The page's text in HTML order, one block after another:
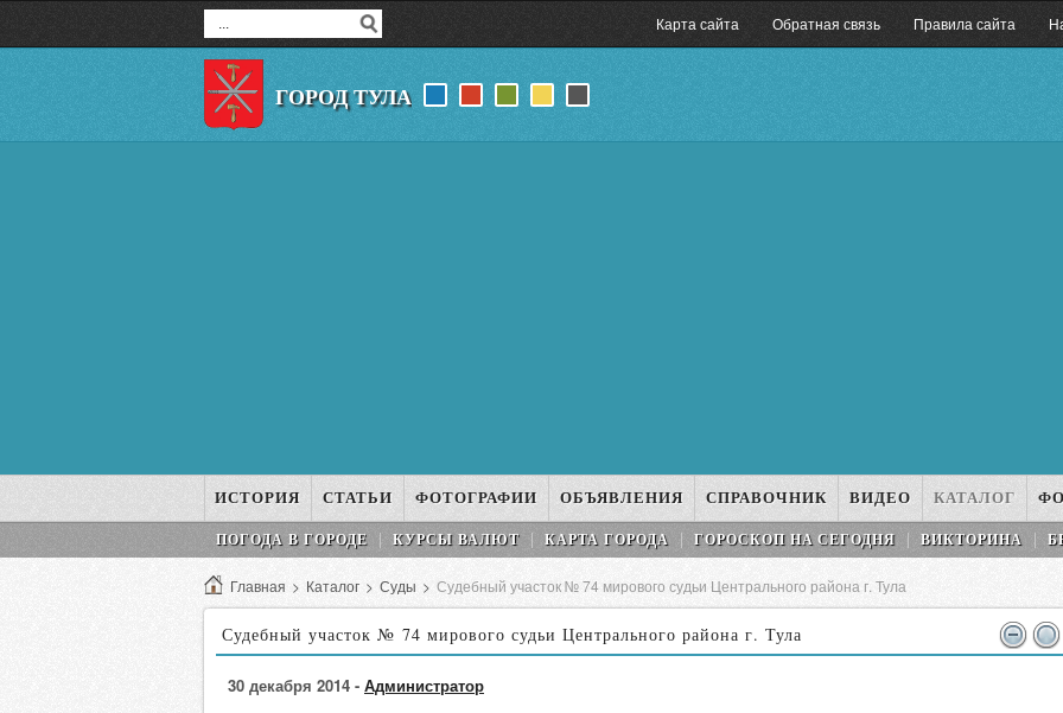
Карта сайта Обратная связь Правила сайта
ГОРОД ТУЛА
ИСТОРИЯ СТАТЬИ ФОТОГРАФИИ ОБЪЯВЛЕНИЯ СПРАВОЧНИК ВИДЕО КАТАЛОГ
ПОГОДА В ГОРОДЕ КУРСЫ ВАЛЮТ КАРТА ГОРОДА ГОРОСКОП НA СEГОДНЯ ВИКТОРИНА
Главная > Каталог > Суды > Судебный участок № 74 мирового судьи Центрального района г. Тула
Судебный участок № 74 мирового судьи Центрального района г. Тула
30 декабря 2014 - Администратор